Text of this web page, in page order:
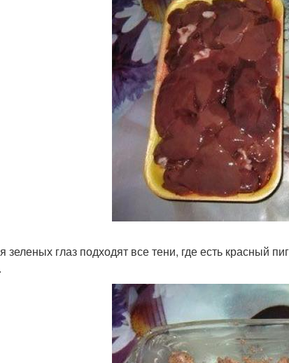
зеленых глаз подходят все тени, где есть красный